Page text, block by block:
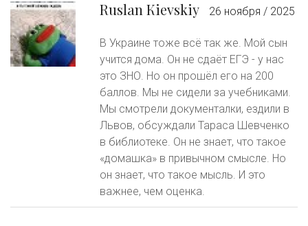
Ruslan Кievskiy 26 ноября / 2025
В Украине тоже всё так же. Мой сын
учится дома. Он не сдаёт ЕГЭ - у нас
это ЗНО. Но он прошёл его на 200
баллов. Мы не сидели за учебниками.
Мы смотрели документалки, ездили в
Львов, обсуждали Тараса Шевченко
в библиотеке. Он не знает, что такое
«домашка» в привычном смысле. Но
он знает, что такое мысль. И это
важнее, чем оценка.